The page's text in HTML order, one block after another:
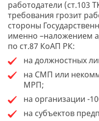
работодатели (ст.103
требования грозит
стороны
именно –наложением
по ст.87 КоАП РК:
на должностных
на СМП или
МРП;
на организации -
на субъектов